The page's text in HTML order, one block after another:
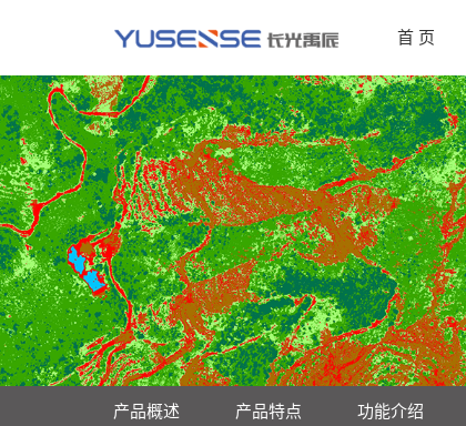
首 页
产品概述 产品特点 功能介绍